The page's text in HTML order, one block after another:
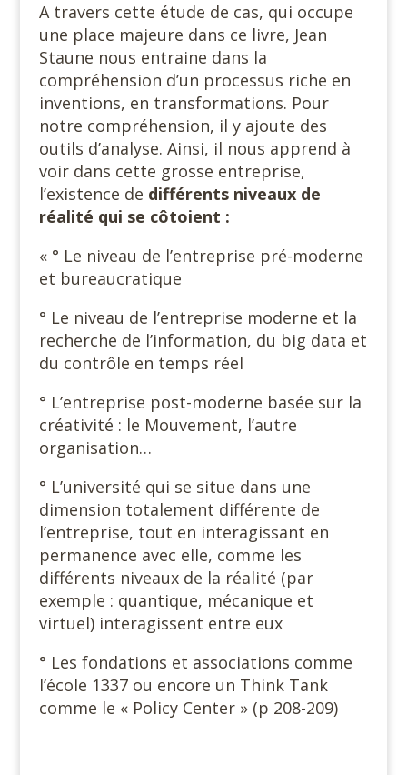
A travers cette étude de cas, qui occupe
une place majeure dans ce livre, Jean
Staune nous entraine dans la
compréhension d’un processus riche en
inventions, en transformations. Pour
notre compréhension, il y ajoute des
outils d’analyse. Ainsi, il nous apprend à
voir dans cette grosse entreprise,
l’existence de différents niveaux de
réalité qui se côtoient :
« ° Le niveau de l’entreprise pré-moderne
et bureaucratique
° Le niveau de l’entreprise moderne et la
recherche de l’information, du big data et
du contrôle en temps réel
° L’entreprise post-moderne basée sur la
créativité : le Mouvement, l’autre
organisation…
° L’université qui se situe dans une
dimension totalement différente de
l’entreprise, tout en interagissant en
permanence avec elle, comme les
différents niveaux de la réalité (par
exemple : quantique, mécanique et
virtuel) interagissent entre eux
° Les fondations et associations comme
l’école 1337 ou encore un Think Tank
comme le « Policy Center » (p 208-209)